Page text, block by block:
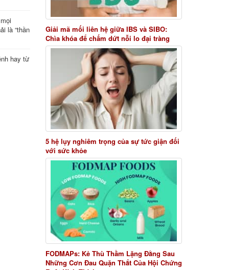
là “thần
hay từ
Giải mã mối liên hệ giữa IBS và SIBO:
Chìa khóa để chấm dứt nỗi lo đại tràng
5 hệ lụy nghiêm trọng của sự tức giận đối
với sức khỏe
FODMAPs: Kẻ Thù Thầm Lặng Đằng Sau
Những Cơn Đau Quặn Thắt Của Hội Chứng